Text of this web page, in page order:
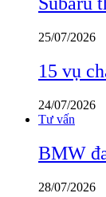
25/07/2026
15 vụ
24/07/2026
Tư vấn
BMW
28/07/2026